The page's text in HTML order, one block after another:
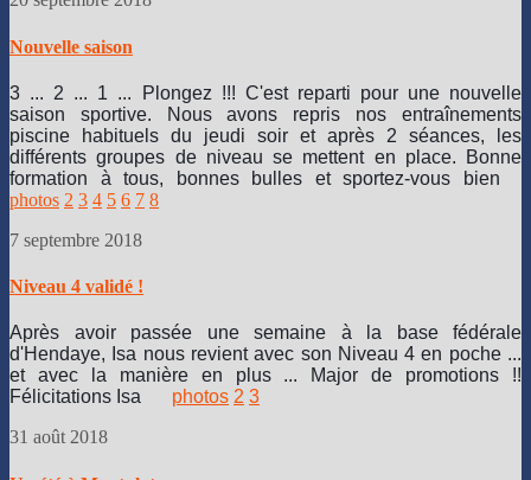
Nouvelle saison
3 ... 2 ... 1 ... Plongez !!! C'est reparti pour une nouvelle
saison sportive. Nous avons repris nos entraînements
piscine habituels du jeudi soir et après 2 séances, les
différents groupes de niveau se mettent en place. Bonne
formation à tous, bonnes bulles et sportez-vous bien
photos 2 3 4 5 6 7 8
7 septembre 2018
Niveau 4 validé !
Après avoir passée une semaine à la base fédérale
d'Hendaye, Isa nous revient avec son Niveau 4 en poche ...
et avec la manière en plus ... Major de promotions !!
Félicitations Isa
photos 2 3
31 août 2018